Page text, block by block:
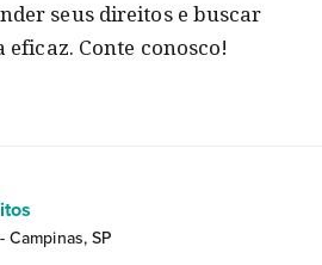
seus direitos e buscar
Conte conosco!
Campinas, SP